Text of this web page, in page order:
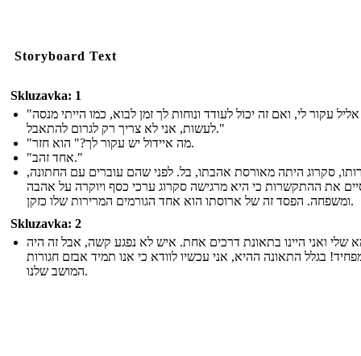
Storyboard Text
Skluzavka: 1
"עוד אליל עקור לי, ואם זה יכול לעודד ונוחות לך זמן לבוא, כמו הייתי מנסה
לעשות, אני לא צריך רק לגרום להתאבל."
"מה איידול יש עקור לך?" הוא חזר.
"אחד זהב."
סקרוג היתה מאורסת אהבתו, בל. לפני שהם עוברים עם החתונה,
את ההתקשרות כי היא מרגישה סקרוג ערכי כסף ויוקרה על אהבה
ומשפחה. הפסד זה של ארוסתו הוא אחד הגורמים המרירות שלו כזקן.
Skluzavka: 2
שלי ואני היינו בתאונת דרכים אחת. איש לא נפגע קשה, אבל זה היה
בגלל התאונה ההיא, אני עכשיו לוודא כי אנו תמיד אבזם חגורות
המושב שלנו.